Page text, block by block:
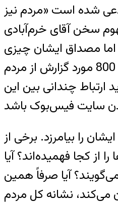
شده است «مردم نیز
سخن آقای خرم‌آبادی
مصداق ایشان چیزی
نیست که مردم آن را جزو شبکه‌های معاند یا دارای محتوای مجرمانه بدانند. همچنین وی اشاره کرده است به اینکه روزانه 800 مورد گزارش از مردم
چندانی بین این
را بیامرزد. برخی از
کجا فهمیده‌اند؟ آیا
آیا صرفاً همین
می‌کند، نشانه کل مردم